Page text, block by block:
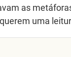
as
uma